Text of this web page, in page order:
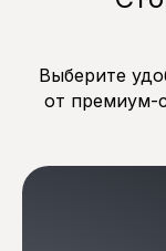
Выберите
от премиум-